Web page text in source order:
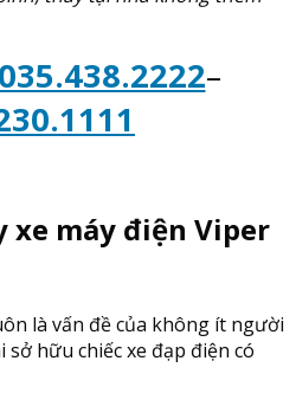
035.438.2222–
xe máy điện Viper
là vấn đề của không ít người
hữu chiếc xe đạp điện có